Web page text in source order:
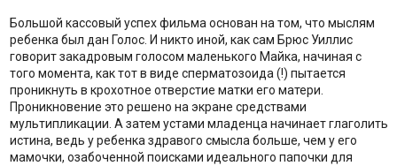
Большой кассовый успех фильма основан на том, что мыслям
ребенка был дан Голос. И никто иной, как сам Брюс Уиллис
говорит закадровым голосом маленького Майка, начиная с
того момента, как тот в виде сперматозоида (!) пытается
проникнуть в крохотное отверстие матки его матери.
Проникновение это решено на экране средствами
мультипликации. А затем устами младенца начинает глаголить
истина, ведь у ребенка здравого смысла больше, чем у его
мамочки, озабоченной поисками идеального папочки для